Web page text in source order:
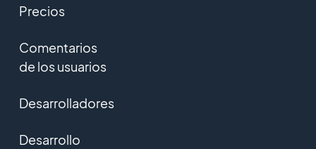
Precios
Comentarios
de los usuarios
Desarrolladores
Desarrollo